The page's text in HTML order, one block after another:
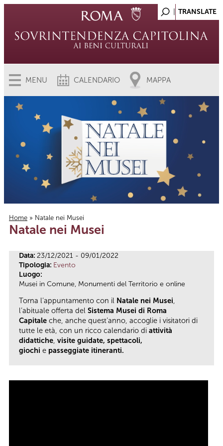
MENU CALENDARIO MAPPA
Tu sei qui
Home » Natale nei Musei
Natale nei Musei
Data: 23/12/2021 - 09/01/2022
Tipologia: Evento
Luogo:
Musei in Comune, Monumenti del Territorio e online
Torna l’appuntamento con il Natale nei Musei,
l’abituale offerta del Sistema Musei di Roma
Capitale che, anche quest’anno, accoglie i visitatori di
tutte le età, con un ricco calendario di attività
didattiche, visite guidate, spettacoli,
giochi e passeggiate itineranti.